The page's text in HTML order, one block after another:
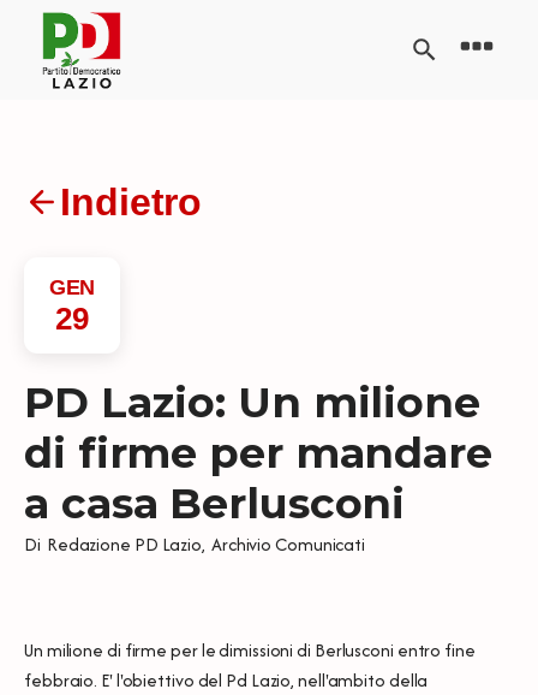
Indietro
GEN
29
PD Lazio: Un milione
di firme per mandare
a casa Berlusconi
Di Redazione PD Lazio, Archivio Comunicati
Un milione di firme per le dimissioni di Berlusconi entro fine
febbraio. E' l'obiettivo del Pd Lazio, nell'ambito della